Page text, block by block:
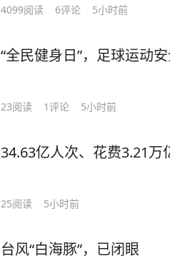
4099阅读 6评论 5小时前
“全民健身日”，足球运动
23阅读 1评论 5小时前
34.63亿人次、花费3.21
25阅读 5小时前
台风“白海豚”，已闭眼